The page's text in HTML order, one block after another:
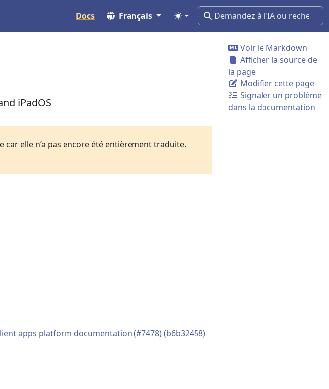
Docs Français
Voir le Markdown
Afficher la source de
la page
Modifier cette page
Signaler un problème
dans la documentation
iPadOS
car elle n’a pas encore été entièrement traduite.
apps platform documentation (#7478) (b6b32458)